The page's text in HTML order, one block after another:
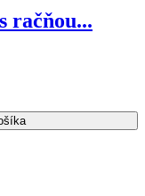
račňou...